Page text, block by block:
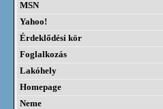
MSN
Yahoo!
Érdeklődési kör
Foglalkozás
Lakóhely
Homepage
Neme